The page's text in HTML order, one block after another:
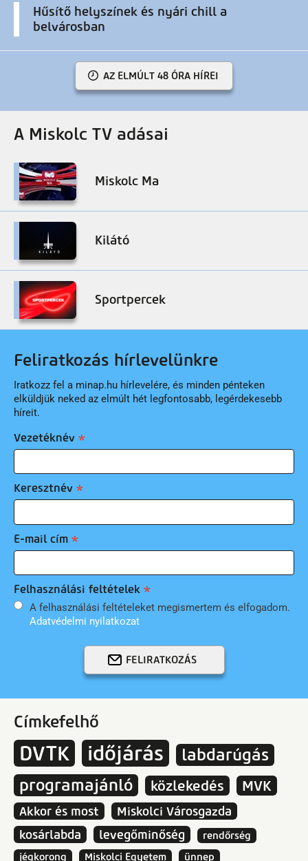
Hűsítő helyszínek és nyári chill a
belvárosban
AZ ELMÚLT 48 ÓRA HÍREI
A Miskolc TV adásai
Miskolc Ma
Kilátó
Sportpercek
Feliratkozás hírlevelünkre
Iratkozz fel a minap.hu hírlevelére, és minden pénteken
elküldjük neked az elmúlt hét legfontosabb, legérdekesebb
híreit.
Vezetéknév
Keresztnév
E-mail cím
Felhasználási feltételek
A felhasználási feltételeket megismertem és elfogadom.
Adatvédelmi nyilatkozat
FELIRATKOZÁS
Címkefelhő
DVTK időjárás
labdarúgás
programajánló
közlekedés MVK
Akkor és most
Miskolci Városgazda
kosárlabda
levegőminőség
rendőrség
jégkorong
Miskolci Egyetem ünnep